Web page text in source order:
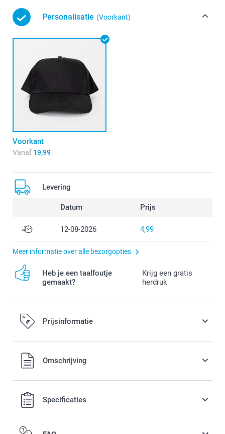
Personalisatie (Voorkant)
Voorkant
Vanaf 19,99
Levering
Datum Prijs
12-08-2026 4,99
Meer informatie over alle bezorgopties
Heb je een taalfoutje
gemaakt?
Krijg een gratis
herdruk
Prijsinformatie
Alle prijzen zijn in EURO (€) inclusief BTW en exclusief
verzendkosten.Omschrijving
Specificaties